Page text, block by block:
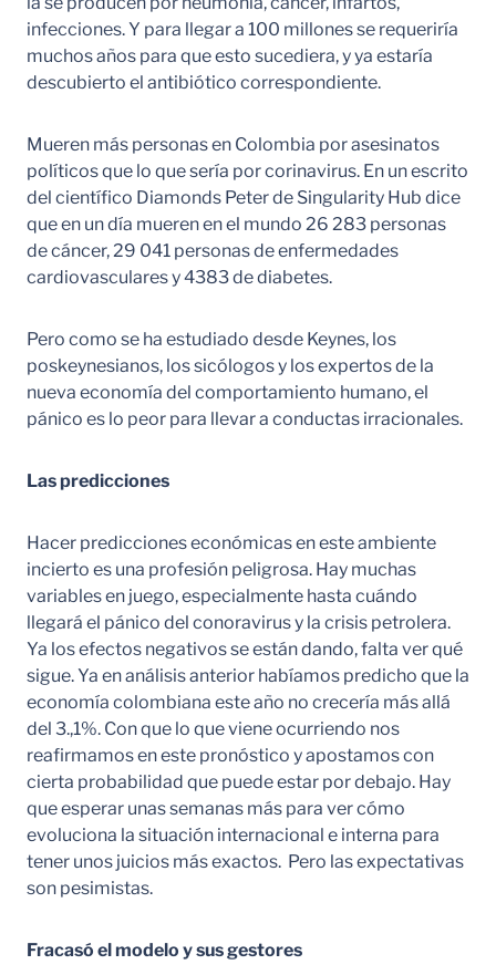
infecciones. Y para llegar a 100 millones se requeriría
muchos años para que esto sucediera, y ya estaría
descubierto el antibiótico correspondiente.
Mueren más personas en Colombia por asesinatos
políticos que lo que sería por corinavirus. En un escrito
del científico Diamonds Peter de Singularity Hub dice
que en un día mueren en el mundo 26 283 personas
de cáncer, 29 041 personas de enfermedades
cardiovasculares y 4383 de diabetes.
Pero como se ha estudiado desde Keynes, los
poskeynesianos, los sicólogos y los expertos de la
nueva economía del comportamiento humano, el
pánico es lo peor para llevar a conductas irracionales.
Las predicciones
Hacer predicciones económicas en este ambiente
incierto es una profesión peligrosa. Hay muchas
variables en juego, especialmente hasta cuándo
llegará el pánico del conoravirus y la crisis petrolera.
Ya los efectos negativos se están dando, falta ver qué
sigue. Ya en análisis anterior habíamos predicho que la
economía colombiana este año no crecería más allá
del 3.,1%. Con que lo que viene ocurriendo nos
reafirmamos en este pronóstico y apostamos con
cierta probabilidad que puede estar por debajo. Hay
que esperar unas semanas más para ver cómo
evoluciona la situación internacional e interna para
tener unos juicios más exactos. Pero las expectativas
son pesimistas.
Fracasó el modelo y sus gestores